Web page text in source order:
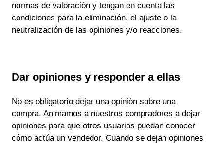
normas de valoración y tengan en cuenta las
condiciones para la eliminación, el ajuste o la
neutralización de las opiniones y/o reacciones.
Dar opiniones y responder a ellas
No es obligatorio dejar una opinión sobre una
compra. Animamos a nuestros compradores a dejar
opiniones para que otros usuarios puedan conocer
cómo actúa un vendedor. Cuando se dejan opiniones